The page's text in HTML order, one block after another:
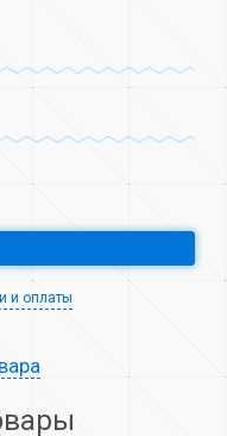
и оплаты